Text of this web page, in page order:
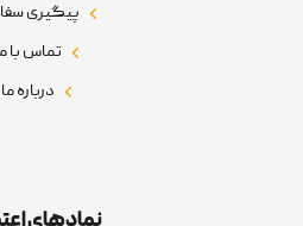
پیگیری سفارش
تماس با ما
درباره ما